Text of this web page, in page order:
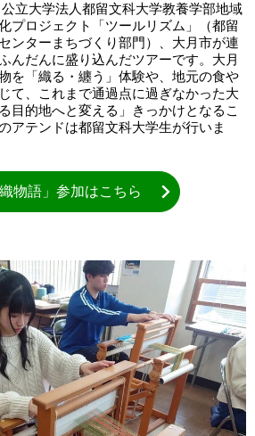
立大学法人都留文科大学教養学部地域
プロジェクト「ツールリズム」（都留
ンターまちづくり部門）、大月市が連
んだんに盛り込んだツアーです。大月
を「織る・纏う」体験や、地元の食や
て、これまで通過点に過ぎなかった大
目的地へと変える」きっかけとなるこ
アテンドは都留文科大学生が行いま
織物語」参加はこちら